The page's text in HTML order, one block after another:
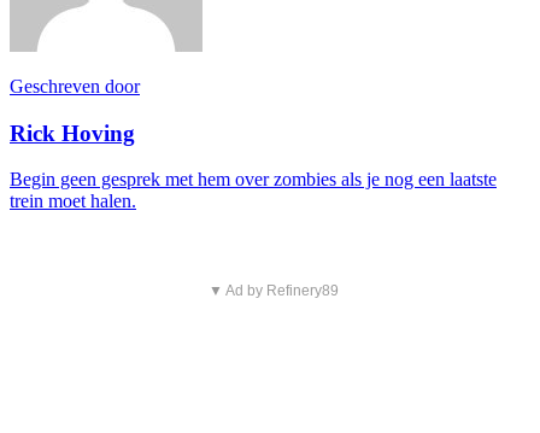
Geschreven door
Rick Hoving
Begin geen gesprek met hem over zombies als je nog een laatste
trein moet halen.
▼ Ad by Refinery89